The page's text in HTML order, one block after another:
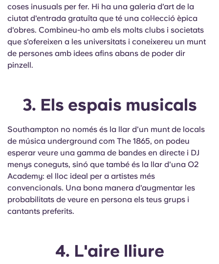
coses inusuals per fer. Hi ha una galeria d'art de la
ciutat d'entrada gratuïta que té una col·lecció èpica
d'obres. Combineu-ho amb els molts clubs i societats
que s'ofereixen a les universitats i coneixereu un munt
de persones amb idees afins abans de poder dir
pinzell.
3. Els espais musicals
Southampton no només és la llar d'un munt de locals
de música underground com The 1865, on podeu
esperar veure una gamma de bandes en directe i DJ
menys coneguts, sinó que també és la llar d'una O2
Academy: el lloc ideal per a artistes més
convencionals. Una bona manera d'augmentar les
probabilitats de veure en persona els teus grups i
cantants preferits.
4. L'aire lliure